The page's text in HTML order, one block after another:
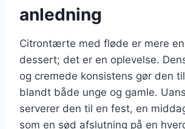
anledning
Citrontærte med fløde er mere
dessert; det er en oplevelse.
og cremede konsistens gør den
blandt både unge og gamle.
serverer den til en fest, en
som en sød afslutning på en